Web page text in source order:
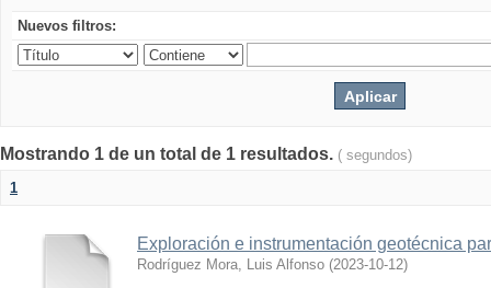
Nuevos filtros:
Mostrando 1 de un total de 1 resultados. ( segundos)
1
Exploración e instrumentación geotécnica
Rodríguez Mora, Luis Alfonso (2023-10-12)